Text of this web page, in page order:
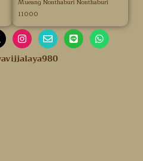
Mueang Nonthaburi Nonthaburi
11000